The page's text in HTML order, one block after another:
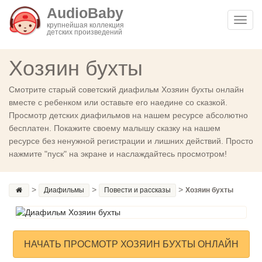
AudioBaby
крупнейшая коллекция
детских произведений
Хозяин бухты
Смотрите старый советский диафильм Хозяин бухты онлайн
вместе с ребенком или оставьте его наедине со сказкой.
Просмотр детских диафильмов на нашем ресурсе абсолютно
бесплатен. Покажите своему малышу сказку на нашем
ресурсе без ненужной регистрации и лишних действий. Просто
нажмите "пуск" на экране и наслаждайтесь просмотром!
> Диафильмы > Повести и рассказы > Хозяин бухты
НАЧАТЬ ПРОСМОТР ХОЗЯИН БУХТЫ ОНЛАЙН